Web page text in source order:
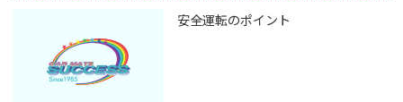
安全運転のポイント